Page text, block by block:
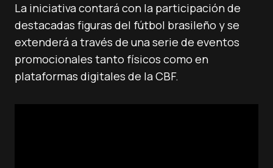
La iniciativa contará con la participación de
destacadas figuras del fútbol brasileño y se
extenderá a través de una serie de eventos
promocionales tanto físicos como en
plataformas digitales de la CBF.